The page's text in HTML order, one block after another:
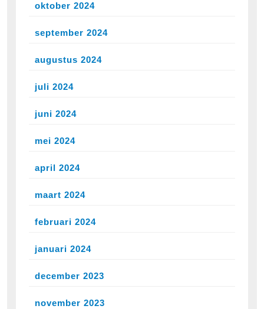
oktober 2024
september 2024
augustus 2024
juli 2024
juni 2024
mei 2024
april 2024
maart 2024
februari 2024
januari 2024
december 2023
november 2023